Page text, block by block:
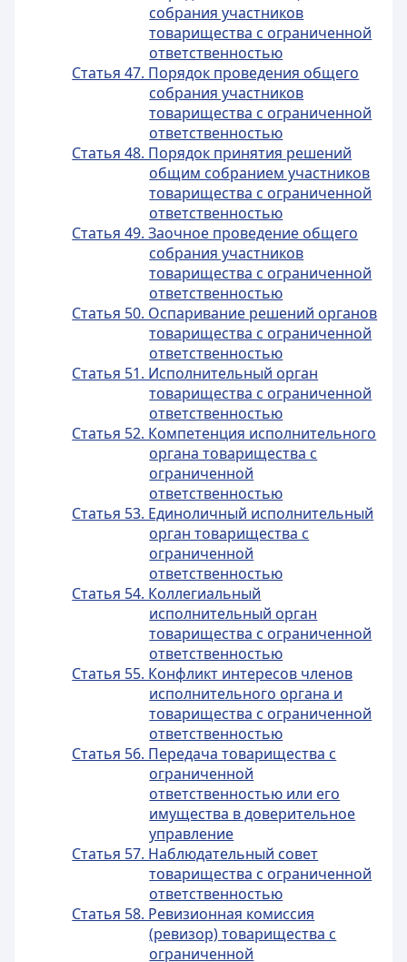
собрания участников
товарищества с ограниченной
ответственностью
Статья 47. Порядок проведения общего
собрания участников
товарищества с ограниченной
ответственностью
Статья 48. Порядок принятия решений
общим собранием участников
товарищества с ограниченной
ответственностью
Статья 49. Заочное проведение общего
собрания участников
товарищества с ограниченной
ответственностью
Статья 50. Оспаривание решений органов
товарищества с ограниченной
ответственностью
Статья 51. Исполнительный орган
товарищества с ограниченной
ответственностью
Статья 52. Компетенция исполнительного
органа товарищества с
ограниченной
ответственностью
Статья 53. Единоличный исполнительный
орган товарищества с
ограниченной
ответственностью
Статья 54. Коллегиальный
исполнительный орган
товарищества с ограниченной
ответственностью
Статья 55. Конфликт интересов членов
исполнительного органа и
товарищества с ограниченной
ответственностью
Статья 56. Передача товарищества с
ограниченной
ответственностью или его
имущества в доверительное
управление
Статья 57. Наблюдательный совет
товарищества с ограниченной
ответственностью
Статья 58. Ревизионная комиссия
(ревизор) товарищества с
ограниченной